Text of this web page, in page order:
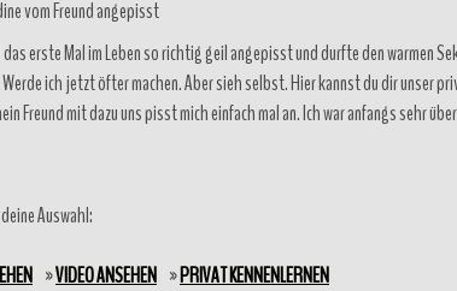
erste Mal im Leben so richtig geil angepisst und durfte den warmen
ich jetzt öfter machen. Aber sieh selbst. Hier kannst du dir unser
Freund mit dazu uns pisst mich einfach mal an. Ich war anfangs sehr
Auswahl:
»VIDEO ANSEHEN »PRIVAT KENNENLERNEN